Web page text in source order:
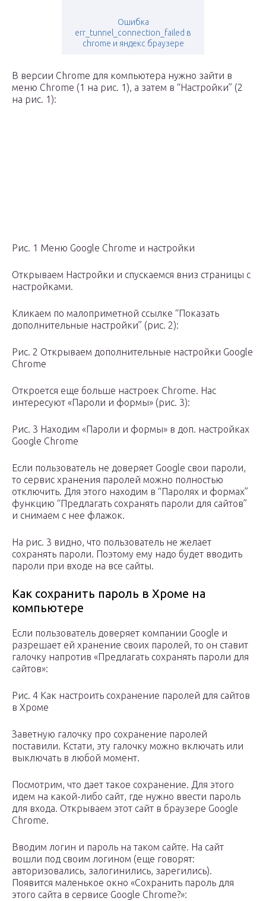
Ошибка
err_tunnel_connection_failed в
chrome и яндекс браузере
В версии Chrome для компьютера нужно зайти в
меню Chrome (1 на рис. 1), а затем в “Настройки” (2
на рис. 1):
Рис. 1 Меню Google Chrome и настройки
Открываем Настройки и спускаемся вниз страницы с
настройками.
Кликаем по малоприметной ссылке “Показать
дополнительные настройки” (рис. 2):
Рис. 2 Открываем дополнительные настройки Google
Chrome
Откроется еще больше настроек Chrome. Нас
интересуют «Пароли и формы» (рис. 3):
Рис. 3 Находим «Пароли и формы» в доп. настройках
Google Chrome
Если пользователь не доверяет Google свои пароли,
то сервис хранения паролей можно полностью
отключить. Для этого находим в “Паролях и формах”
функцию “Предлагать сохранять пароли для сайтов”
и снимаем с нее флажок.
На рис. 3 видно, что пользователь не желает
сохранять пароли. Поэтому ему надо будет вводить
пароли при входе на все сайты.
Как сохранить пароль в Хроме на
компьютере
Если пользователь доверяет компании Google и
разрешает ей хранение своих паролей, то он ставит
галочку напротив «Предлагать сохранять пароли для
сайтов»:
Рис. 4 Как настроить сохранение паролей для сайтов
в Хроме
Заветную галочку про сохранение паролей
поставили. Кстати, эту галочку можно включать или
выключать в любой момент.
Посмотрим, что дает такое сохранение. Для этого
идем на какой-либо сайт, где нужно ввести пароль
для входа. Открываем этот сайт в браузере Google
Chrome.
Вводим логин и пароль на таком сайте. На сайт
вошли под своим логином (еще говорят:
авторизовались, залогинились, зарегились).
Появится маленькое окно «Сохранить пароль для
этого сайта в сервисе Google Chrome?»: